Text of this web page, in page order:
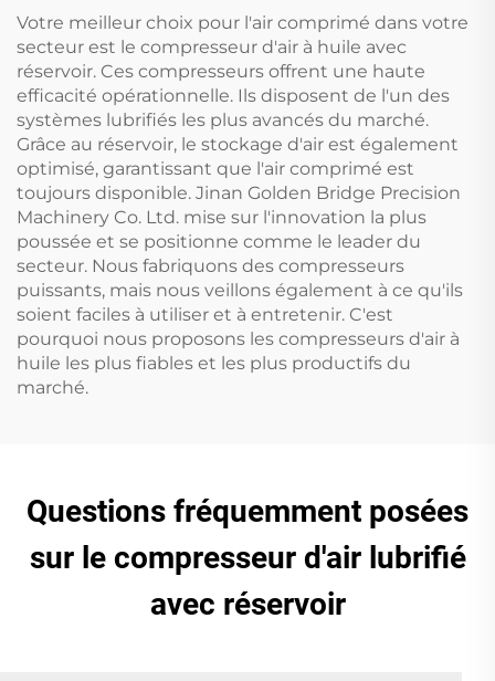
Votre meilleur choix pour l'air comprimé dans votre
secteur est le compresseur d'air à huile avec
réservoir. Ces compresseurs offrent une haute
efficacité opérationnelle. Ils disposent de l'un des
systèmes lubrifiés les plus avancés du marché.
Grâce au réservoir, le stockage d'air est également
optimisé, garantissant que l'air comprimé est
toujours disponible. Jinan Golden Bridge Precision
Machinery Co. Ltd. mise sur l'innovation la plus
poussée et se positionne comme le leader du
secteur. Nous fabriquons des compresseurs
puissants, mais nous veillons également à ce qu'ils
soient faciles à utiliser et à entretenir. C'est
pourquoi nous proposons les compresseurs d'air à
huile les plus fiables et les plus productifs du
marché.
Questions fréquemment posées
sur le compresseur d'air lubrifié
avec réservoir